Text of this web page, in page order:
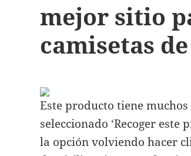
mejor sitio
camisetas
Este producto tiene
seleccionado ‘Recoger
la opción volviendo hacer